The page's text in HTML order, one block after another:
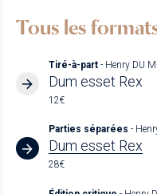
Tous les
Tiré-à-part - Henry DU
Dum esset Rex
12€
Parties séparées -
Dum esset Rex
28€